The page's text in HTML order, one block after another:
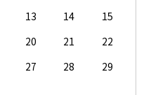
13 14
15
20 21
22
27 28
29